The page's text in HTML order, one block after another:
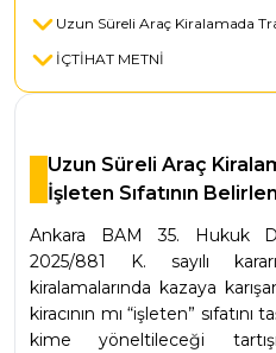
İÇTİHAT METNİ
Uzun Süreli Araç
İşleten Sıfatının
Ankara BAM 35. Hukuk
2025/881 K. sayılı
kiralamalarında kazaya
kiracının mı “işleten”
kime yöneltileceği